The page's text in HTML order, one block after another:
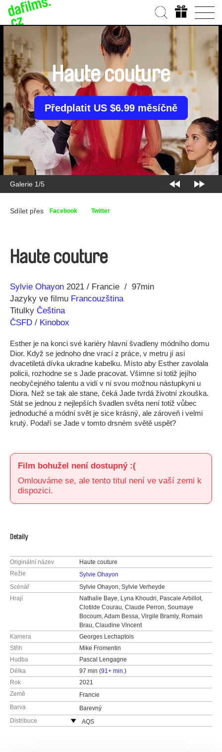
Galerie 1/5
Haute couture
Předplatit US $6.99 měsíčně
Sdílet přes Facebook Twitter
Haute couture
Režie
Sylvie Ohayon
Rok 2021 Francie
97min
Jazyky ve filmu Francouzština
Titulky Čeština
ČSFD / Kinobox
Esther je na konci své kariéry hlavní švadleny módního domu
Dior. Když se jednoho dne vrací z práce, v metru jí asi
dvacetiletá dívka ukradne kabelku. Místo aby Esther zavolala
policii, rozhodne se s Jade pracovat. Všimne si totiž jejího
neobyčejného talentu a vidí v ní svou možnou nástupkyni u
Diora. Než se tak ale stane, čeká Jade tvrdá životní zkouška.
Stát se jednou z nejlepších švadlen světa není totiž vůbec
jednoduché a módní svět je sice krásný, ale zároveň i velmi
krutý. Podaří se Jade v tomto drsném světě uspět?
Film bohužel není dostupný :(
Omlouváme se, ale tento titul není ve vaší zemi k
dispozici.
Detaily
Originální název
Haute couture
Režie
Sylvie Ohayon
Scénář
Sylvie Ohayon, Sylvie Verheyde
Hrají
Nathalie Baye, Lyna Khoudri, Pascale Arbillot,
Clotilde Courau, Claude Perron, Soumaye
Bocoum, Adam Bessa, Virgile Bramly, Romain
Brau, Claudine Vincent
Kamera
Georges Lechaptois
Střih
Mike Fromentin
Hudba
Pascal Lengagne
Délka
97 min (91+ min.)
Rok
2021
Země
Francie
Barva
Barevný
Distribuce
AQS